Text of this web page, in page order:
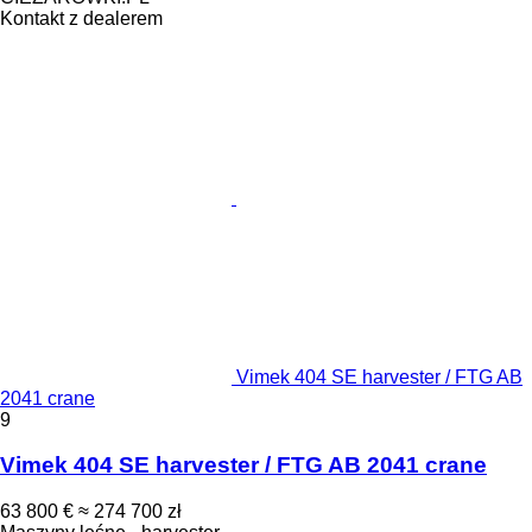
Kontakt z dealerem
Vimek 404 SE harvester / FTG AB
2041 crane
9
Vimek 404 SE harvester / FTG AB 2041 crane
63 800 € ≈ 274 700 zł